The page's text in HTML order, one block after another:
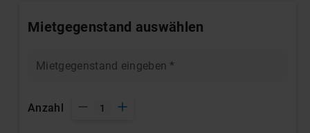
Mietgegenstand auswählen
Mietgegenstand eingeben *
Anzahl 1